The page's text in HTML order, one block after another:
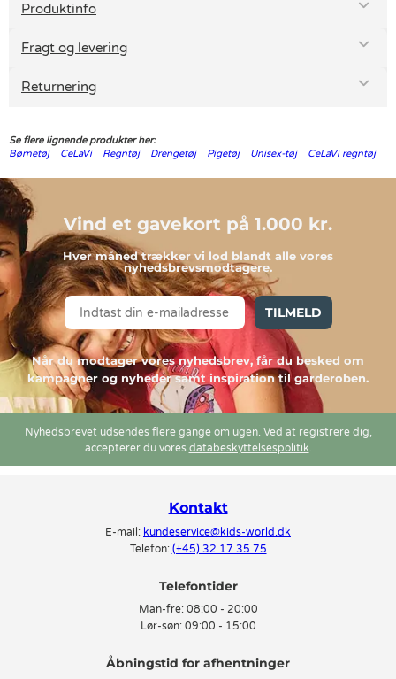
Produktinfo
Fragt og levering
Returnering
Se flere lignende produkter her:
Børnetøj
CeLaVi Regntøj Drengetøj Pigetøj Unisex-tøj CeLaVi regntøj
Vind et gavekort på 1.000 kr.
Hver måned trækker vi lod blandt alle vores
nyhedsbrevsmodtagere.
TILMELD
Når du modtager vores nyhedsbrev, får du besked om
kampagner og nyheder samt inspiration til garderoben.
Nyhedsbrevet udsendes flere gange om ugen. Ved at registrere dig,
accepterer du vores databeskyttelsespolitik.
Kontakt
E-mail: kundeservice@kids-world.dk
Telefon: (+45) 32 17 35 75
Telefontider
Man-fre: 08:00 - 20:00
Lør-søn: 09:00 - 15:00